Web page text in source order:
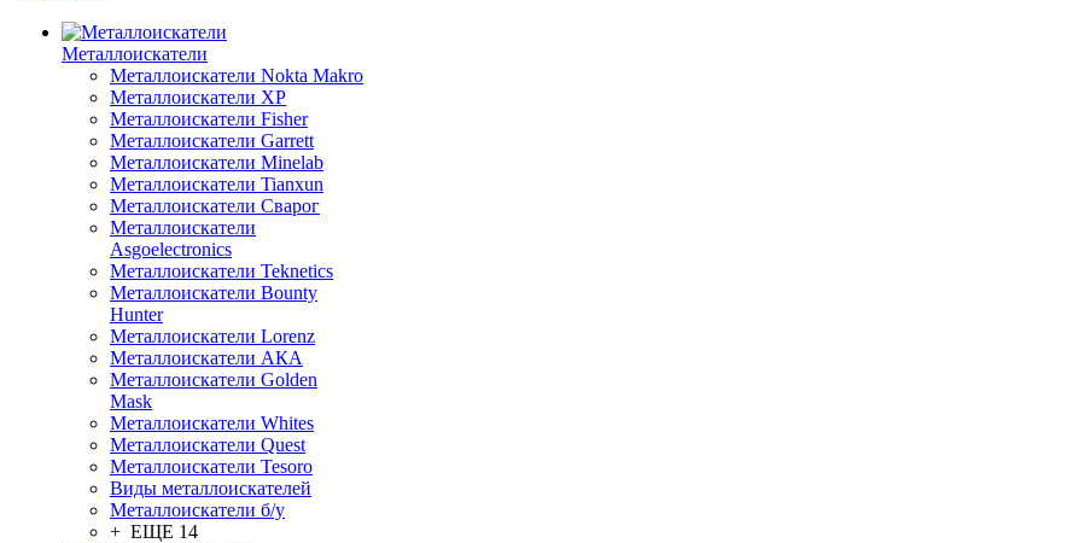
Металлоискатели
Металлоискатели Nokta Makro
Металлоискатели XP
Металлоискатели Fisher
Металлоискатели Garrett
Металлоискатели Minelab
Металлоискатели Tianxun
Металлоискатели Сварог
Металлоискатели
Asgoelectronics
Металлоискатели Teknetics
Металлоискатели Bounty
Hunter
Металлоискатели Lorenz
Металлоискатели АКА
Металлоискатели Golden
Mask
Металлоискатели Whites
Металлоискатели Quest
Металлоискатели Tesoro
Виды металлоискателей
Металлоискатели б/у
+ ЕЩЕ 14